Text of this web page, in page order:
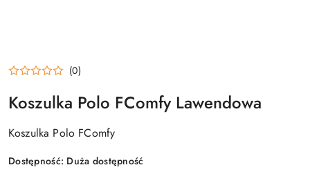
(0)
Koszulka Polo FComfy Lawendowa
Koszulka Polo FComfy
Dostępność: Duża dostępność